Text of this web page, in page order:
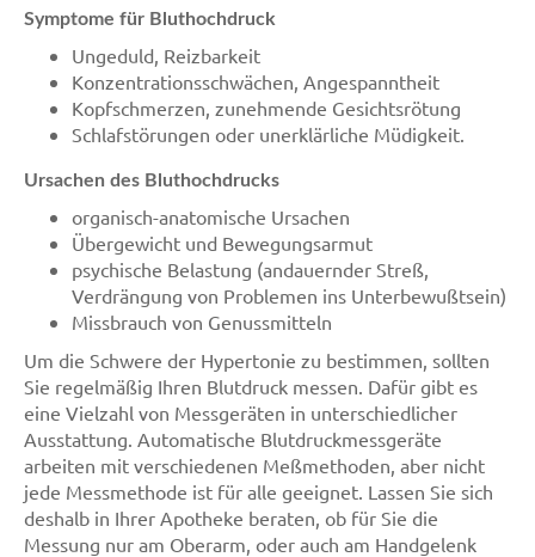
Symptome für Bluthochdruck
Ungeduld, Reizbarkeit
Konzentrationsschwächen, Angespanntheit
Kopfschmerzen, zunehmende Gesichtsrötung
Schlafstörungen oder unerklärliche Müdigkeit.
Ursachen des Bluthochdrucks
organisch-anatomische Ursachen
Übergewicht und Bewegungsarmut
psychische Belastung (andauernder Streß,
Verdrängung von Problemen ins Unterbewußtsein)
Missbrauch von Genussmitteln
Um die Schwere der Hypertonie zu bestimmen, sollten
Sie regelmäßig Ihren Blutdruck messen. Dafür gibt es
eine Vielzahl von Messgeräten in unterschiedlicher
Ausstattung. Automatische Blutdruckmessgeräte
arbeiten mit verschiedenen Meßmethoden, aber nicht
jede Messmethode ist für alle geeignet. Lassen Sie sich
deshalb in Ihrer Apotheke beraten, ob für Sie die
Messung nur am Oberarm, oder auch am Handgelenk